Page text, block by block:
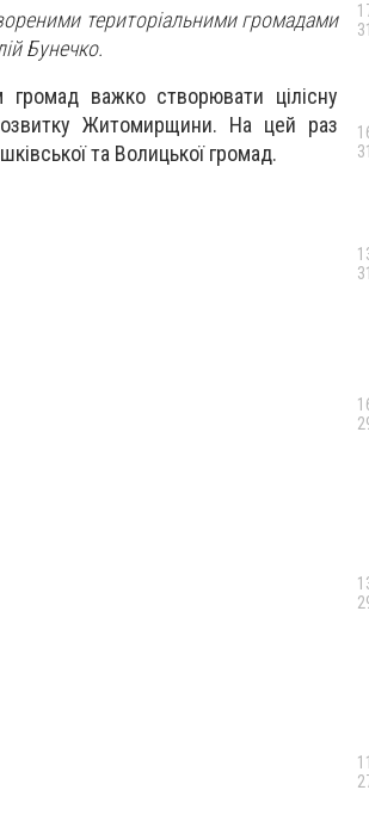
територіальними громадами
Бунечко.
важко створювати цілісну
Житомирщини. На цей раз
та Волицької громад.